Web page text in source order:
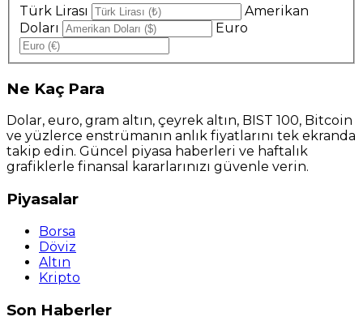
Türk Lirası
Amerikan
Doları
Euro
Ne Kaç Para
Dolar, euro, gram altın, çeyrek altın, BIST 100, Bitcoin
ve yüzlerce enstrümanın anlık fiyatlarını tek ekranda
takip edin. Güncel piyasa haberleri ve haftalık
grafiklerle finansal kararlarınızı güvenle verin.
Piyasalar
Borsa
Döviz
Altın
Kripto
Son Haberler